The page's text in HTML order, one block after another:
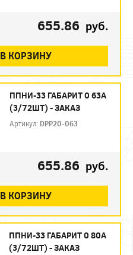
655.86 руб.
В КОРЗИНУ
ППНИ-33 ГАБАРИТ 0 63А
(3/72ШТ) - ЗАКАЗ
Артикул:DPP20-063
655.86 руб.
В КОРЗИНУ
ППНИ-33 ГАБАРИТ 0 80А
(3/72ШТ) - ЗАКАЗ